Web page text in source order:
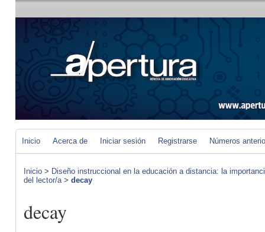
Inicio Acerca de Iniciar sesión Registrarse Números
Inicio > Diseño instruccional en la educación a distancia: la
del lector/a> decay
decay